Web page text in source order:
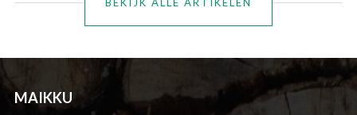
BEKIJK ALLE ARTIKELEN
MAIKKU